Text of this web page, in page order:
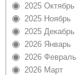
2025 Октябрь
2025 Ноябрь
2025 Декабрь
2026 Январь
2026 Февраль
2026 Март